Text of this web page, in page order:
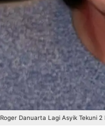
Roger Danuarta Lagi Asyik Tekuni